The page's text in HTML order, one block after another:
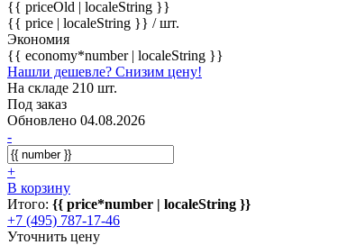
{{ priceOld | localeString }}
{{ price | localeString }} / шт.
Экономия
{{ economy*number | localeString }}
Нашли дешевле? Снизим цену!
На складе 210 шт.
Под заказ
Обновлено 04.08.2026
-
+
В корзину
Итого: {{ price*number | localeString }}
+7 (495) 787-17-46
Уточнить цену